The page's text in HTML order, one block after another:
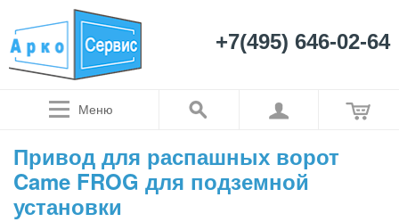
+7(495) 646-02-64
Меню
Привод для распашных ворот
Came FROG для подземной
установки